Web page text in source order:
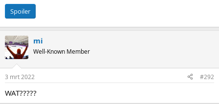
Spoiler
mi
Well-Known Member
3 mrt 2022 #292
WAT?????